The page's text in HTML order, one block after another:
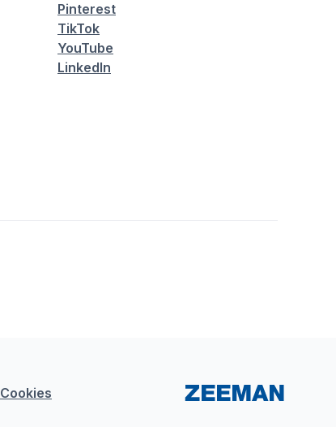
Pinterest
TikTok
YouTube
LinkedIn
Cookies